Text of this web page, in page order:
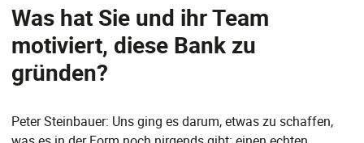
Was hat Sie und ihr Team
motiviert, diese Bank zu
gründen?
Peter Steinbauer: Uns ging es darum, etwas zu schaffen,